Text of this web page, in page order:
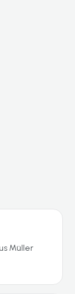
Müller